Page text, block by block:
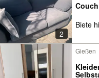
2
Biete
Gießen